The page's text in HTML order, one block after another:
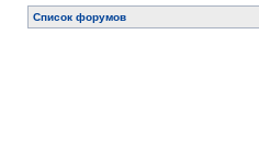
Список форумов